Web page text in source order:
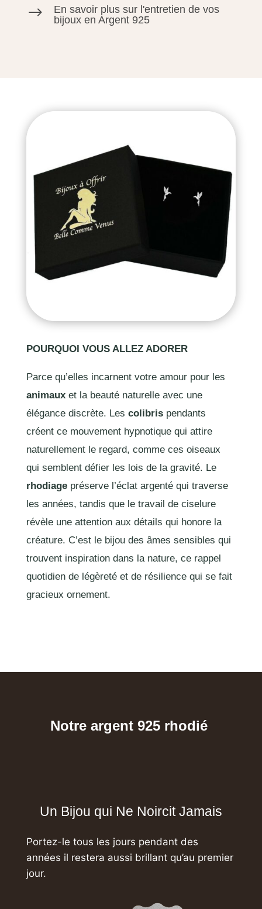
$
En savoir plus sur l'entretien de vos
bijoux en Argent 925
POURQUOI VOUS ALLEZ ADORER
Parce qu’elles incarnent votre amour pour les
animauxet la beauté naturelle avec une
élégance discrète. Les colibrispendants
créent ce mouvement hypnotique qui attire
naturellement le regard, comme ces oiseaux
qui semblent défier les lois de la gravité. Le
rhodiagepréserve l’éclat argenté qui traverse
les années, tandis que le travail de ciselure
révèle une attention aux détails qui honore la
créature. C’est le bijou des âmes sensibles qui
trouvent inspiration dans la nature, ce rappel
quotidien de légèreté et de résilience qui se fait
gracieux ornement.
Notre argent 925 rhodié
Un Bijou qui Ne Noircit Jamais
Portez-le tous les jours pendant des
années il restera aussi brillant qu’au premier
jour.